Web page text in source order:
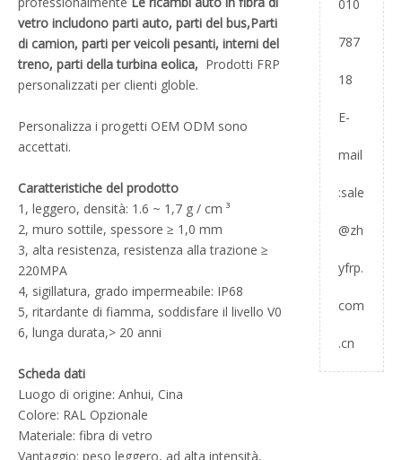
vetro includono parti auto, parti del bus,Parti
di camion, parti per veicoli pesanti, interni del
treno, parti della turbina eolica, Prodotti FRP
personalizzati per clienti globle.
Personalizza i progetti OEM ODM sono
accettati.
Caratteristiche del prodotto
1, leggero, densità: 1.6 ~ 1,7 g / cm ³
2, muro sottile, spessore ≥ 1,0 mm
3, alta resistenza, resistenza alla trazione ≥
220MPA
4, sigillatura, grado impermeabile: IP68
5, ritardante di fiamma, soddisfare il livello V0
6, lunga durata,> 20 anni
Scheda dati
Luogo di origine: Anhui, Cina
Colore: RAL Opzionale
Materiale: fibra di vetro
Vantaggio: peso leggero, ad alta intensità,
010
787
18
E-
mail
:sale
@zh
yfrp.
com
.cn